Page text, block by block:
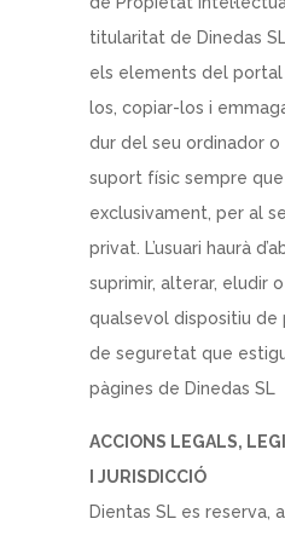
titularitat de Dinedas
els elements del
los, copiar-los i
dur del seu ordinador
suport físic sempre que
exclusivament, per al
privat. L’usuari haurà
suprimir, alterar, eludir
qualsevol dispositiu
de seguretat que
pàgines de Dinedas SL
ACCIONS LEGALS,
I JURISDICCIÓ
Dientas SL es reserva,